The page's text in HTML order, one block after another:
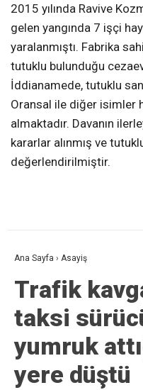
2015 yılında Ravive
gelen yangında 7 işçi
yaralanmıştı. Fabrika
tutuklu bulunduğu
İddianamede, tutuklu
Oransal ile diğer isimler
almaktadır. Davanın
kararlar alınmış ve
değerlendirilmiştir.
Ana Sayfa › Asayiş
Trafik
taksi
yumruk
yere düştü